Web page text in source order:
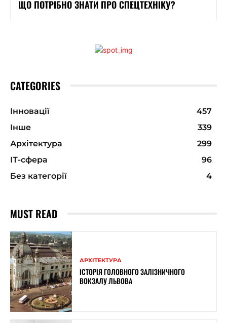
ЩО ПОТРІБНО ЗНАТИ ПРО СПЕЦТЕХНІКУ?
CATEGORIES
Інновації
457
Інше
339
Архітектура
299
ІТ-сфера
96
Без категорії
4
MUST READ
АРХІТЕКТУРА
ІСТОРІЯ ГОЛОВНОГО ЗАЛІЗНИЧНОГО
ВОКЗАЛУ ЛЬВОВА